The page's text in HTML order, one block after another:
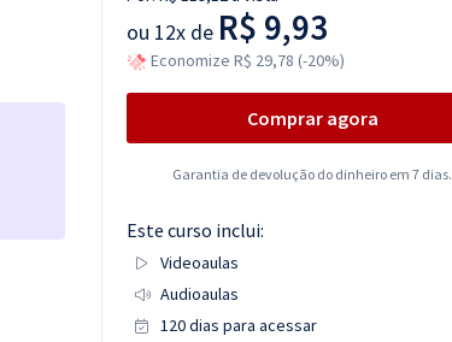
ou 12x de R$ 9,93
Economize R$ 29,78 (-20%)
Comprar agora
Garantia de devolução do dinheiro em 7 dias.
Este curso inclui:
Videoaulas
Audioaulas
120 dias para acessar